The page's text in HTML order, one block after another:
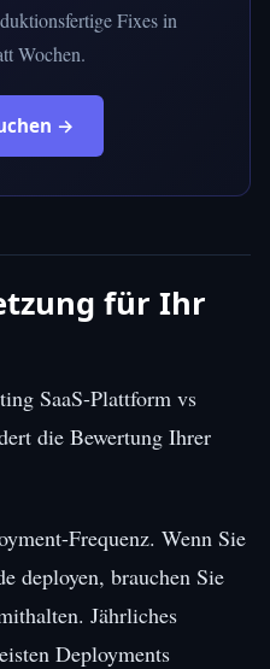
Fixes in
Wochen.
→
für Ihr
SaaS-Plattform vs
die Bewertung Ihrer
Frequenz. Wenn Sie
deployen, brauchen Sie
Jährliches
Deployments